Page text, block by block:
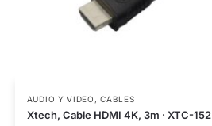
AUDIO Y VIDEO ,CABLES
Xtech, Cable HDMI 4K, 3m · XTC-152